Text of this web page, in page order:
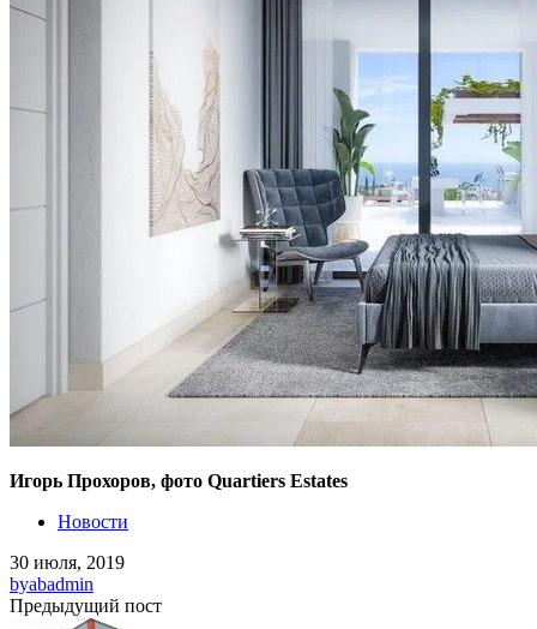
Игорь Прохоров, фото Quartiers Estates
Новости
30 июля, 2019
byabadmin
Предыдущий пост